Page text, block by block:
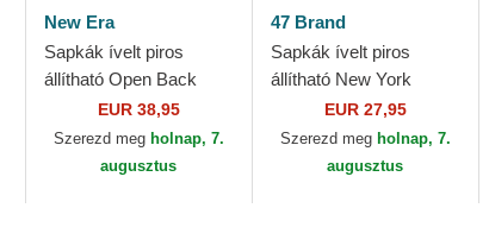
New Era
Sapkák ívelt piros
állítható Open Back
Flawless New York
Yankees MLB New Era
EUR 38,95
Szerezd meg holnap, 7.
augusztus
47 Brand
Sapkák ívelt piros
állítható New York
Yankees MLB 47 Brand
EUR 27,95
Szerezd meg holnap, 7.
augusztus